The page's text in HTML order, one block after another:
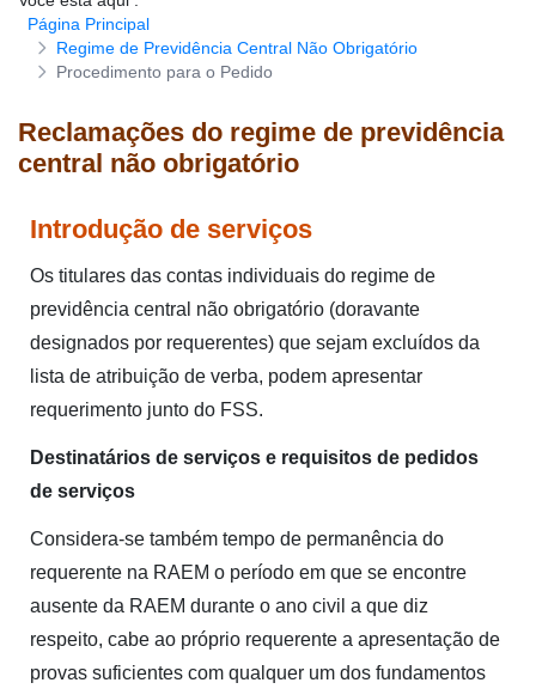
Página Principal
Regime de Previdência Central Não Obrigatório
Procedimento para o Pedido
Reclamações do regime de previdência
central não obrigatório
Introdução de serviços
Os titulares das contas individuais do regime de
previdência central não obrigatório (doravante
designados por requerentes) que sejam excluídos da
lista de atribuição de verba, podem apresentar
requerimento junto do FSS.
Destinatários de serviços e requisitos de pedidos
de serviços
Considera-se também tempo de permanência do
requerente na RAEM o período em que se encontre
ausente da RAEM durante o ano civil a que diz
respeito, cabe ao próprio requerente a apresentação de
provas suficientes com qualquer um dos fundamentos